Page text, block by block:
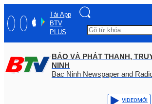
Tải App
BTV
PLUS
BÁO VÀ PHÁT THANH,
NINH
Bac Ninh Newspaper and
VIDEOMỚI